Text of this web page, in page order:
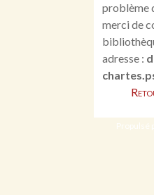
problème
merci de
adresse :
Propulsé